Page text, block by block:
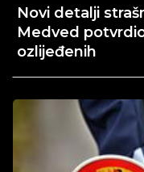
Novi detalji
Medved
ozlijeđenih